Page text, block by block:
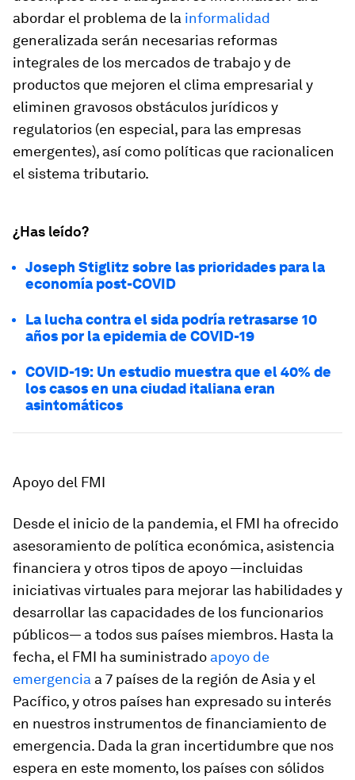
abordar el problema de la informalidad
generalizada serán necesarias reformas
integrales de los mercados de trabajo y de
productos que mejoren el clima empresarial y
eliminen gravosos obstáculos jurídicos y
regulatorios (en especial, para las empresas
emergentes), así como políticas que racionalicen
el sistema tributario.
¿Has leído?
Joseph Stiglitz sobre las prioridades para la
economía post-COVID
La lucha contra el sida podría retrasarse 10
años por la epidemia de COVID-19
COVID-19: Un estudio muestra que el 40% de
los casos en una ciudad italiana eran
asintomáticos
Apoyo del FMI
Desde el inicio de la pandemia, el FMI ha ofrecido
asesoramiento de política económica, asistencia
financiera y otros tipos de apoyo —incluidas
iniciativas virtuales para mejorar las habilidades y
desarrollar las capacidades de los funcionarios
públicos— a todos sus países miembros. Hasta la
fecha, el FMI ha suministrado apoyo de
emergencia a 7 países de la región de Asia y el
Pacífico, y otros países han expresado su interés
en nuestros instrumentos de financiamiento de
emergencia. Dada la gran incertidumbre que nos
espera en este momento, los países con sólidos